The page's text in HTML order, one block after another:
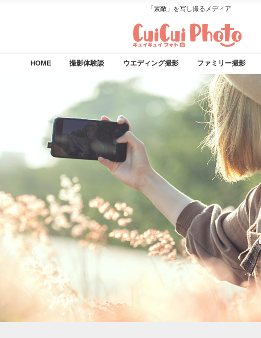
「素敵」を写し撮るメディア
HOME 撮影体験談 ウエディング撮影 ファミリー撮影